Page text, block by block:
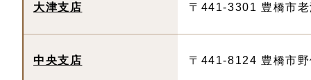
大津支店 〒441-3301 豊橋市
中央支店 〒441-8124 豊橋市